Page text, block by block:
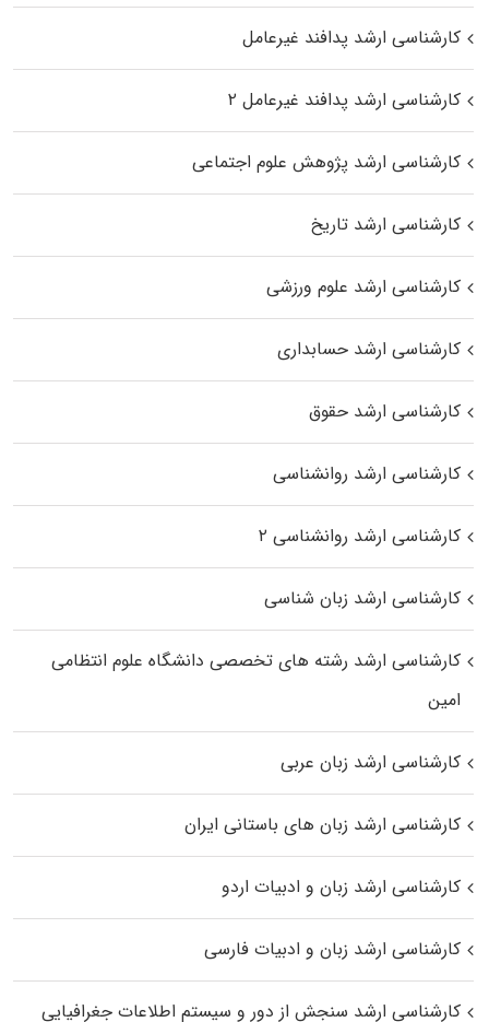
کارشناسی ارشد پدافند غیرعامل
کارشناسی ارشد پدافند غیرعامل ۲
کارشناسی ارشد پژوهش علوم اجتماعی
کارشناسی ارشد تاریخ
کارشناسی ارشد علوم ورزشی
کارشناسی ارشد حسابداری
کارشناسی ارشد حقوق
کارشناسی ارشد روانشناسی
کارشناسی ارشد روانشناسی ۲
کارشناسی ارشد زبان شناسی
کارشناسی ارشد رﺷﺘﻪ ﻫﺎی تخصصی داﻧﺸﮕﺎه ﻋﻠﻮم انتظامی
اﻣﻴﻦ
کارشناسی ارشد زبان عربی
کارشناسی ارشد زبان‌ های باستانی ایران
کارشناسی ارشد زبان و ادبیات اردو
کارشناسی ارشد زبان و ادبیات فارسی
کارشناسی ارشد سنجش از دور و سیستم اطلاعات جغرافیایی